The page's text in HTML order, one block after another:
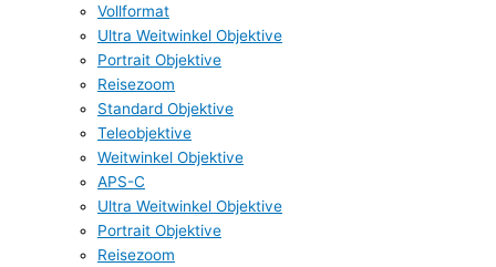
Vollformat
Ultra Weitwinkel Objektive
Portrait Objektive
Reisezoom
Standard Objektive
Teleobjektive
Weitwinkel Objektive
APS-C
Ultra Weitwinkel Objektive
Portrait Objektive
Reisezoom